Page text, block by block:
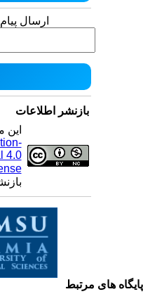
ارسال
بازنشر اطلاعات
این
4.0
های مرتبط